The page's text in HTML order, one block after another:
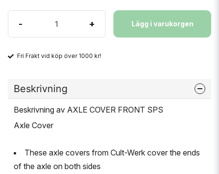
- + Lägg i varukorgen
Fri Frakt vid köp över 1000 kr!
Beskrivning
Beskrivning av AXLE COVER FRONT SPS
Axle Cover
These axle covers from Cult-Werk cover the ends
of the axle on both sides